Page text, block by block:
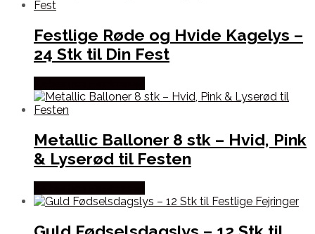
Festlige Røde og Hvide Kagelys –
24 Stk til Din Fest
Metallic Balloner 8 stk – Hvid, Pink
& Lyserød til Festen